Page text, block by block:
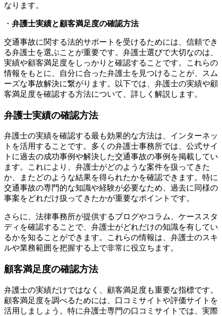
なります。
・ 弁護士実績と顧客満足度の確認方法
交通事故に関する法的サポートを受けるためには、信頼でき
る弁護士を選ぶことが重要です。弁護士選びで大切なのは、
実績や顧客満足度をしっかりと確認することです。これらの
情報をもとに、自分に合った弁護士を見つけることが、スム
ーズな事故解決に繋がります。以下では、弁護士の実績や顧
客満足度を確認する方法について、詳しく解説します。
弁護士実績の確認方法
弁護士の実績を確認する最も効果的な方法は、インターネッ
トを活用することです。多くの弁護士事務所では、公式サイ
トに過去の成功事例や解決した交通事故の事例を掲載してい
ます。これにより、弁護士がどのような案件を扱ってきた
か、またどのような結果を得られたかを確認できます。特に
交通事故の専門的な知識や経験が必要なため、過去に同様の
事案をどれだけ扱ってきたかが重要なポイントです。
さらに、法律事務所が提供するブログやコラム、ケーススタ
ディを確認することで、弁護士がどれだけの知識を有してい
るかを知ることができます。これらの情報は、弁護士のスキ
ルや業務範囲を把握する上で非常に役立ちます。
顧客満足度の確認方法
弁護士の実績だけではなく、顧客満足度も重要な指標です。
顧客満足度を調べるためには、口コミサイトや評価サイトを
活用しましょう。特に弁護士専門の口コミサイトでは、実際